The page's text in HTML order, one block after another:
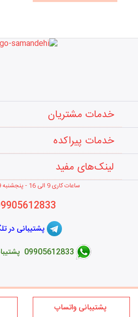
خدمات مشتریان
خدمات پیراکده
لینک‌های مفید
ساعات کاری 9 الی 16 - پنجشنبه 9 الی 12
پشتیبانی در
09905612833 پشتیبانی در واتساپ
طراحی فروشگاه اینترنتی
کلیه حقوق این سایت متعلق به برند پیراکده
پشتیبانی واتساپ